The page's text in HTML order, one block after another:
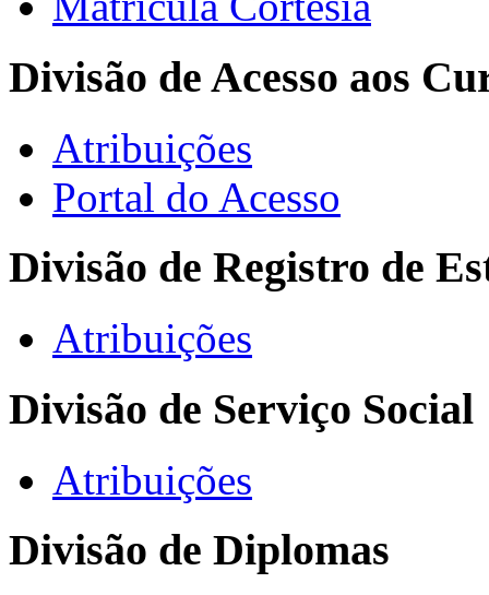
Divisão de Acesso aos
Atribuições
Portal do Acesso
Divisão de Registro de
Atribuições
Divisão de Serviço Social
Atribuições
Divisão de Diplomas